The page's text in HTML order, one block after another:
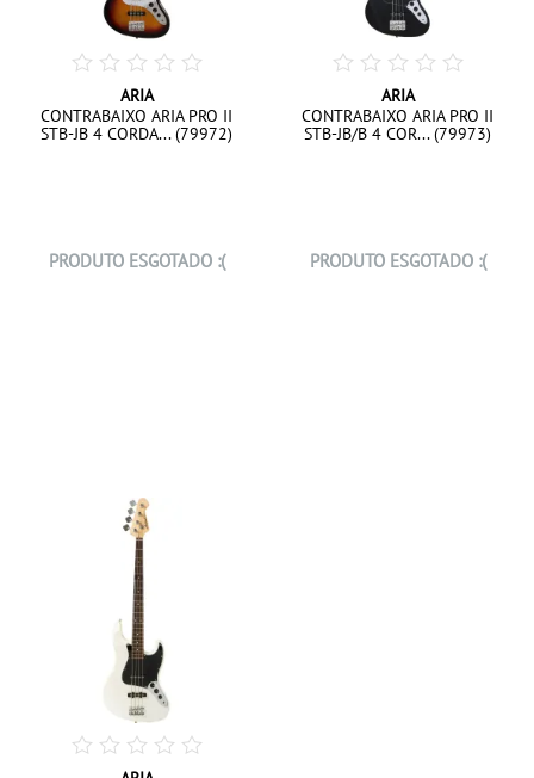
ARIA
CONTRABAIXO ARIA PRO II
STB-JB 4 CORDA... (79972)
PRODUTO ESGOTADO :(
ARIA
CONTRABAIXO ARIA PRO II
STB-JB/B 4 COR... (79973)
PRODUTO ESGOTADO :(